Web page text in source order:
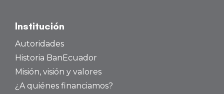
Institución
Autoridades
Historia BanEcuador
Misión, visión y valores
¿A quiénes financiamos?